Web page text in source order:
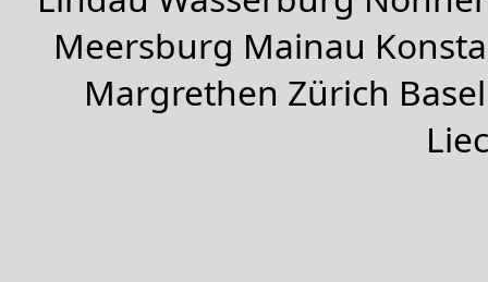
Meersburg Mainau
Margrethen Zürich